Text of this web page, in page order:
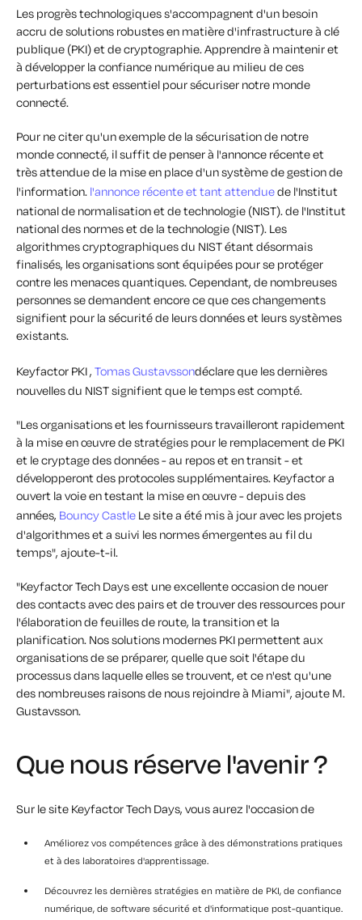
Les progrès technologiques s'accompagnent d'un besoin
accru de solutions robustes en matière d'infrastructure à clé
publique (PKI) et de cryptographie. Apprendre à maintenir et
à développer la confiance numérique au milieu de ces
perturbations est essentiel pour sécuriser notre monde
connecté.
Pour ne citer qu'un exemple de la sécurisation de notre
monde connecté, il suffit de penser à l'annonce récente et
très attendue de la mise en place d'un système de gestion de
l'information. l'annonce récente et tant attenduede l'Institut
national de normalisation et de technologie (NIST). de l'Institut
national des normes et de la technologie (NIST). Les
algorithmes cryptographiques du NIST étant désormais
finalisés, les organisations sont équipées pour se protéger
contre les menaces quantiques. Cependant, de nombreuses
personnes se demandent encore ce que ces changements
signifient pour la sécurité de leurs données et leurs systèmes
existants.
Keyfactor PKI , Tomas Gustavssondéclare que les dernières
nouvelles du NIST signifient que le temps est compté.
"Les organisations et les fournisseurs travailleront rapidement
à la mise en œuvre de stratégies pour le remplacement de PKI
et le cryptage des données - au repos et en transit - et
développeront des protocoles supplémentaires. Keyfactor a
ouvert la voie en testant la mise en œuvre - depuis des
années, Bouncy Castle Le site a été mis à jour avec les projets
d'algorithmes et a suivi les normes émergentes au fil du
temps", ajoute-t-il.
"Keyfactor Tech Days est une excellente occasion de nouer
des contacts avec des pairs et de trouver des ressources pour
l'élaboration de feuilles de route, la transition et la
planification. Nos solutions modernes PKI permettent aux
organisations de se préparer, quelle que soit l'étape du
processus dans laquelle elles se trouvent, et ce n'est qu'une
des nombreuses raisons de nous rejoindre à Miami", ajoute M.
Gustavsson.
Que nous réserve l'avenir ?
Sur le site Keyfactor Tech Days, vous aurez l'occasion de
Améliorez vos compétences grâce à des démonstrations pratiques
et à des laboratoires d'apprentissage.
Découvrez les dernières stratégies en matière de PKI, de confiance
numérique, de software sécurité et d'informatique post-quantique.